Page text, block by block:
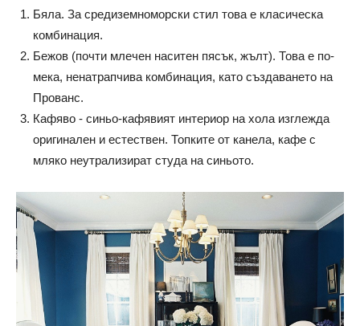
Бяла. За средиземноморски стил това е класическа
комбинация.
Бежов (почти млечен наситен пясък, жълт). Това е по-
мека, ненатрапчива комбинация, като създаването на
Прованс.
Кафяво - синьо-кафявият интериор на хола изглежда
оригинален и естествен. Топките от канела, кафе с
мляко неутрализират студа на синьото.